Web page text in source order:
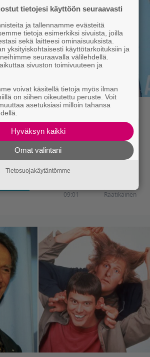
45-vuotisen
– Kertoo
pysytellyt
erossa
on kestänyt.
09:01
Raatikainen
tietojesi käyttöön seuraavasti
ja tallennamme evästeitä
tietoja esimerkiksi sivuista, joilla
sekä laitteesi ominaisuuksista.
yksityiskohtaisesti käyttötarkoituksiin ja
seuraavalla välilehdellä.
sivuston toimivuuteen ja
voivat käsitellä tietoja myös ilman
on siihen oikeutettu peruste. Voit
asetuksiasi milloin tahansa
Hyväksyn kaikki
Omat valintani
Tietosuojakäytäntömme